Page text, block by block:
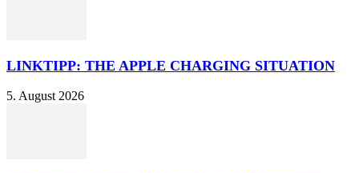
LINKTIPP: THE APPLE CHARGING SITUATION
5. August 2026